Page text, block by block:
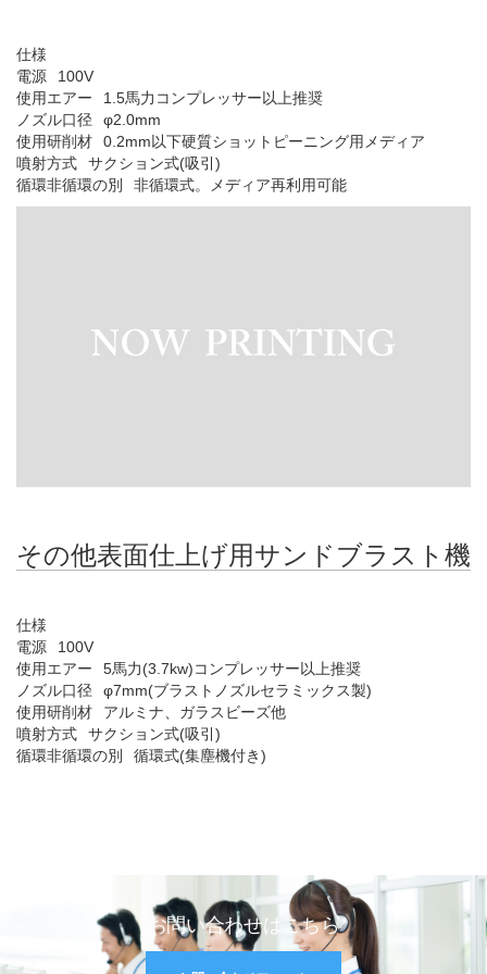
仕様
電源
100V
使用エアー
1.5馬力コンプレッサー以上推奨
ノズル口径
φ2.0mm
使用研削材
0.2mm以下硬質ショットピーニング用メディア
噴射方式
サクション式(吸引)
循環非循環の別
非循環式。メディア再利用可能
その他表面仕上げ用サンドブラスト機
仕様
電源
100V
使用エアー
5馬力(3.7kw)コンプレッサー以上推奨
ノズル口径
φ7mm(ブラストノズルセラミックス製)
使用研削材
アルミナ、ガラスビーズ他
噴射方式
サクション式(吸引)
循環非循環の別
循環式(集塵機付き)
お問い合わせはこちら